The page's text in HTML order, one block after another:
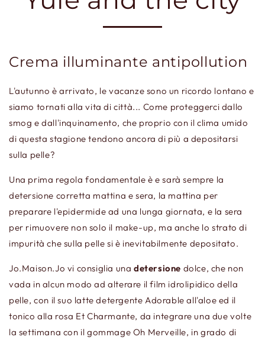
Crema illuminante antipollution
L'autunno è arrivato, le vacanze sono un ricordo lontano e
siamo tornati alla vita di città... Come proteggerci dallo
smog e dall'inquinamento, che proprio con il clima umido
di questa stagione tendono ancora di più a depositarsi
sulla pelle?
Una prima regola fondamentale è e sarà sempre la
detersione corretta mattina e sera, la mattina per
preparare l'epidermide ad una lunga giornata, e la sera
per rimuovere non solo il make-up, ma anche lo strato di
impurità che sulla pelle si è inevitabilmente depositato.
Jo.Maison.Jo vi consiglia una detersione dolce, che non
vada in alcun modo ad alterare il film idrolipidico della
pelle, con il suo latte detergente Adorable all'aloe ed il
tonico alla rosa Et Charmante, da integrare una due volte
la settimana con il gommage Oh Merveille, in grado di